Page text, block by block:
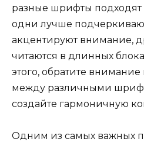
разные шрифты подходят
одни лучше
акцентируют внимание,
читаются в длинных
этого, обратите внимание
между различными
создайте гармоничную
Одним из самых важных